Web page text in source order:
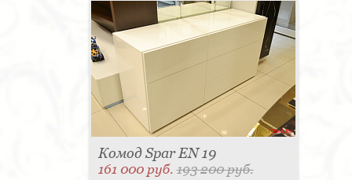
Комод Spar EN 19
161 000 руб.193 200 руб.